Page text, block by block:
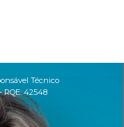
Técnico
RQE: 42548